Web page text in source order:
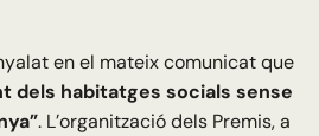
en el mateix comunicat que
dels habitatges socials sense
. L’organització dels Premis, a